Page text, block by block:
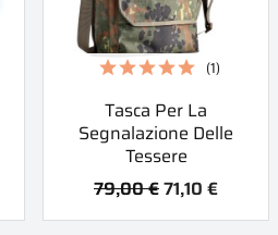
Tasca Per La
Segnalazione Delle
Tessere
79,00 €71,10 €
(1)